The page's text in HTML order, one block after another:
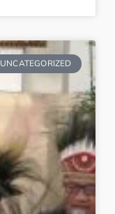
UNCATEGORIZED